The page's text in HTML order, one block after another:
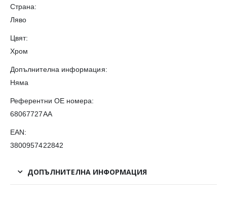
Страна:
Ляво
Цвят:
Хром
Допълнителна информация:
Няма
Референтни OE номера:
68067727AA
EAN:
3800957422842
ДОПЪЛНИТЕЛНА ИНФОРМАЦИЯ